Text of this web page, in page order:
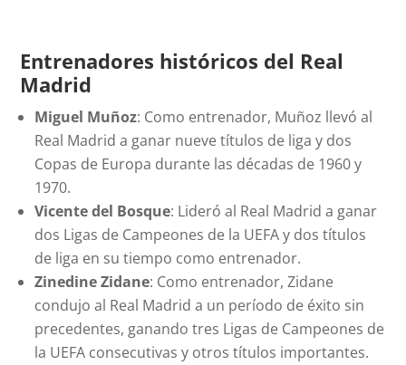
Entrenadores históricos del Real
Madrid
Miguel Muñoz: Como entrenador, Muñoz llevó al
Real Madrid a ganar nueve títulos de liga y dos
Copas de Europa durante las décadas de 1960 y
1970.
Vicente del Bosque: Lideró al Real Madrid a ganar
dos Ligas de Campeones de la UEFA y dos títulos
de liga en su tiempo como entrenador.
Zinedine Zidane: Como entrenador, Zidane
condujo al Real Madrid a un período de éxito sin
precedentes, ganando tres Ligas de Campeones de
la UEFA consecutivas y otros títulos importantes.